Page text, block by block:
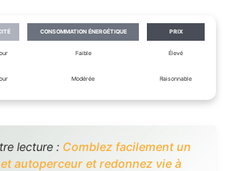
CONSOMMATION ÉNERGÉTIQUE PRIX
Faible Élevé
Modérée Raisonnable
lecture : Comblez facilement un
autoperceur et redonnez vie à